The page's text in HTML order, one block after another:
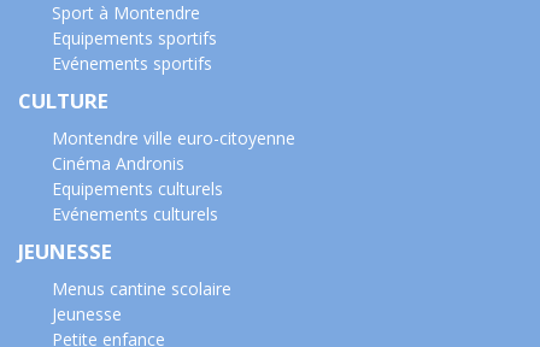
Sport à Montendre
Equipements sportifs
Evénements sportifs
CULTURE
Montendre ville euro-citoyenne
Cinéma Andronis
Equipements culturels
Evénements culturels
JEUNESSE
Menus cantine scolaire
Jeunesse
Petite enfance